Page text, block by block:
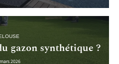
gazon synthétique ?
2026